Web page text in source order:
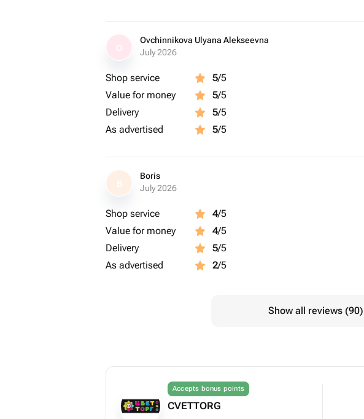
Ovchinnikova Ulyana Alekseevna
July 2026
Shop service 5/5
Value for money
5/5
Delivery
5/5
As advertised
5/5
B
Boris
July 2026
Shop service 4/5
Value for money
4/5
Delivery
5/5
As advertised
2/5
Show all reviews (90)
Accepts bonus points
CVETTORG